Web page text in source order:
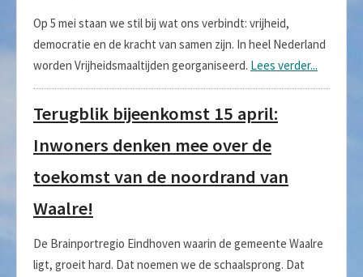
Op 5 mei staan we stil bij wat ons verbindt: vrijheid,
democratie en de kracht van samen zijn. In heel Nederland
worden Vrijheidsmaaltijden georganiseerd. Lees verder...
Terugblik bijeenkomst 15 april:
Inwoners denken mee over de
toekomst van de noordrand van
Waalre!
De Brainportregio Eindhoven waarin de gemeente Waalre
ligt, groeit hard. Dat noemen we de schaalsprong. Dat